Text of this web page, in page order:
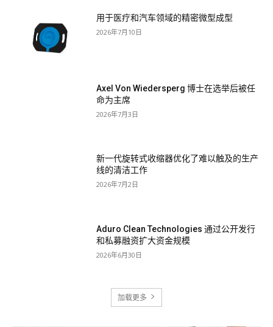
用于医疗和汽车领域的精密微型成型
2026年7月10日
Axel Von Wiedersperg 博士在选举后被任
命为主席
2026年7月3日
新一代旋转式收缩器优化了难以触及的生产
线的清洁工作
2026年7月2日
Aduro Clean Technologies 通过公开发行
和私募融资扩大资金规模
2026年6月30日
加载更多